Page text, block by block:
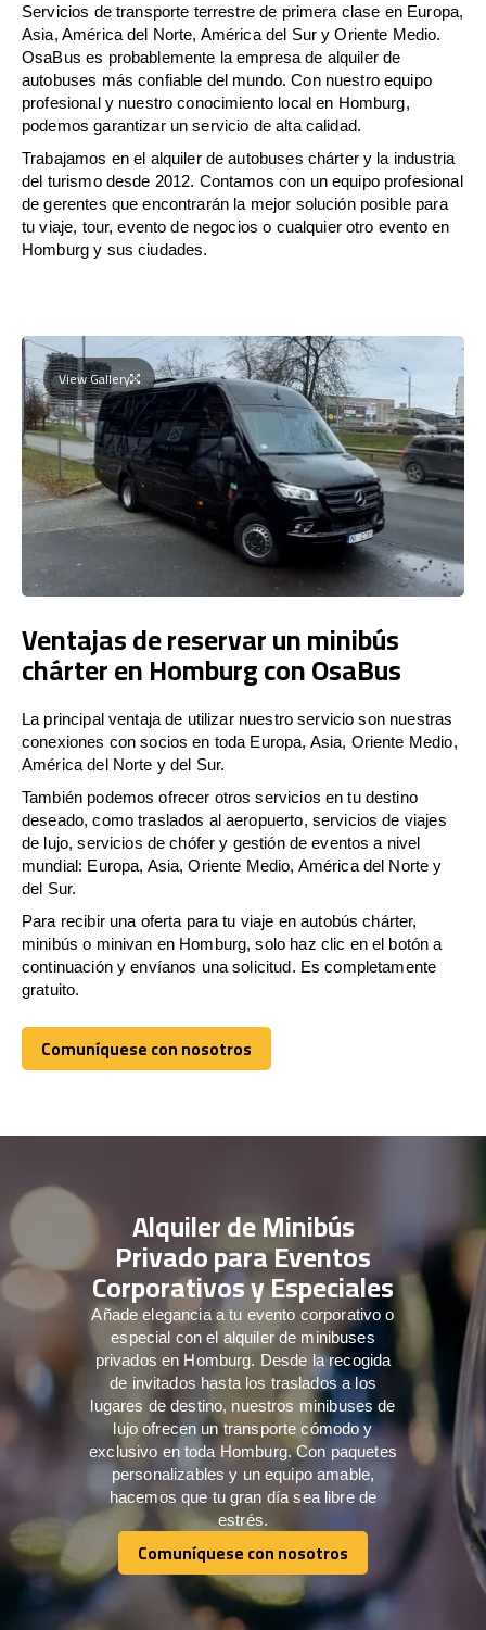
Servicios de transporte terrestre de primera clase en Europa,
Asia, América del Norte, América del Sur y Oriente Medio.
OsaBus es probablemente la empresa de alquiler de
autobuses más confiable del mundo. Con nuestro equipo
profesional y nuestro conocimiento local en Homburg,
podemos garantizar un servicio de alta calidad.
Trabajamos en el alquiler de autobuses chárter y la industria
del turismo desde 2012. Contamos con un equipo profesional
de gerentes que encontrarán la mejor solución posible para
tu viaje, tour, evento de negocios o cualquier otro evento en
Homburg y sus ciudades.
View Gallery
Ventajas de reservar un minibús
chárter en Homburg con OsaBus
La principal ventaja de utilizar nuestro servicio son nuestras
conexiones con socios en toda Europa, Asia, Oriente Medio,
América del Norte y del Sur.
También podemos ofrecer otros servicios en tu destino
deseado, como traslados al aeropuerto, servicios de viajes
de lujo, servicios de chófer y gestión de eventos a nivel
mundial: Europa, Asia, Oriente Medio, América del Norte y
del Sur.
Para recibir una oferta para tu viaje en autobús chárter,
minibús o minivan en Homburg, solo haz clic en el botón a
continuación y envíanos una solicitud. Es completamente
gratuito.
Comuníquese con nosotros
Comuníquese con nosotros
Alquiler de Minibús
Privado para Eventos
Corporativos y Especiales
Añade elegancia a tu evento corporativo o
especial con el alquiler de minibuses
privados en Homburg. Desde la recogida
de invitados hasta los traslados a los
lugares de destino, nuestros minibuses de
lujo ofrecen un transporte cómodo y
exclusivo en toda Homburg. Con paquetes
personalizables y un equipo amable,
hacemos que tu gran día sea libre de
estrés.
Comuníquese con nosotros
Comuníquese con nosotros